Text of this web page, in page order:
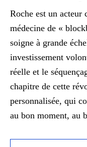
Roche est un acteur
médecine de «
soigne à grande
investissement
réelle et le
chapitre de cette
personnalisée, qui
au bon moment, au